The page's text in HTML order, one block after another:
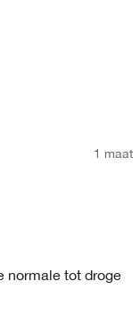
1 maat
normale tot droge